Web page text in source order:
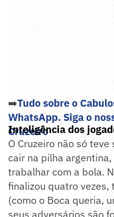
➡️Tudo sobre o
WhatsApp. Siga o
Cruzeiro
Inteligência dos
O Cruzeiro não só
cair na pilha
trabalhar com a bola.
finalizou quatro vezes,
(como o Boca queria,
seus adversários são